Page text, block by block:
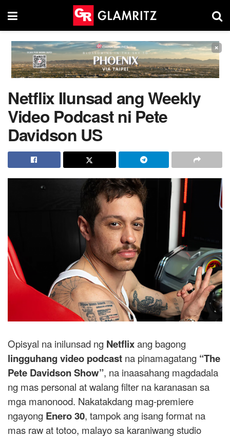
×
Netflix Ilunsad ang Weekly
Video Podcast ni Pete
Davidson US
Opisyal na inilunsad ng Netflixang bagong
lingguhang video podcast na pinamagatang “The
Pete Davidson Show”, na inaasahang magdadala
ng mas personal at walang filter na karanasan sa
mga manonood. Nakatakdang mag-premiere
ngayong Enero 30, tampok ang isang format na
mas raw at totoo, malayo sa karaniwang studio